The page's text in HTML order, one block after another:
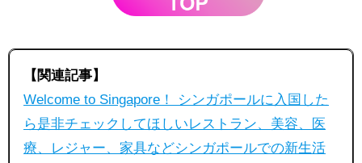
【関連記事】
Welcome to Singapore！ シンガポールに入国した
ら是非チェックしてほしいレストラン、美容、医
療、レジャー、家具などシンガポールでの新生活